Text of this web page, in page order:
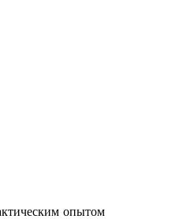
опытом